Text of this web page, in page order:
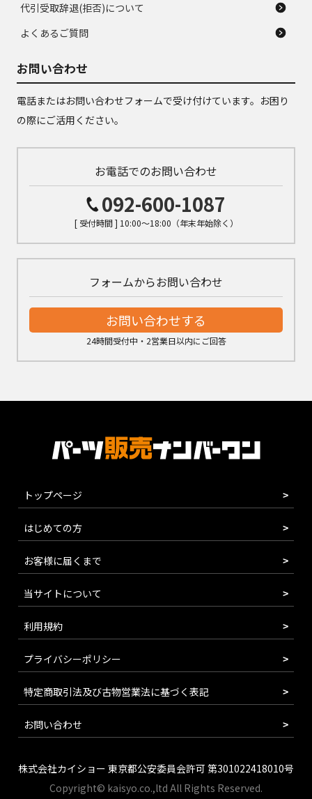
代引受取辞退(拒否)について
よくあるご質問
お問い合わせ
電話またはお問い合わせフォームで受け付けています。お困り
の際にご活用ください。
お電話でのお問い合わせ
092-600-1087
[ 受付時間 ] 10:00～18:00（年末年始除く）
フォームからお問い合わせ
お問い合わせする
24時間受付中・2営業日以内にご回答
トップページ
はじめての方
お客様に届くまで
当サイトについて
利用規約
プライバシーポリシー
特定商取引法及び古物営業法に基づく表記
お問い合わせ
株式会社カイショー 東京都公安委員会許可 第301022418010号
Copyright© kaisyo.co.,ltd All Rights Reserved.